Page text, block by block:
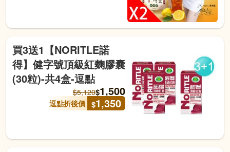
買3送1【NORITLE諾
得】健字號頂級紅麴膠囊
(30粒)-共4盒-逗點
$5,120$1,500
逗點折後價 $1,350